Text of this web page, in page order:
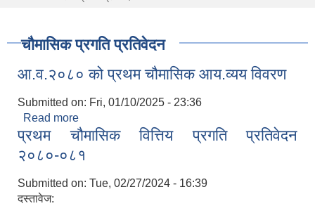
चौमासिक प्रगति प्रतिवेदन
आ.व.२०८० को प्रथम चौमासिक आय.व्यय विवरण
Submitted on: Fri, 01/10/2025 - 23:36
Read more
प्रथम चौमासिक वित्तिय प्रगति प्रतिवेदन
२०८०-०८१
Submitted on: Tue, 02/27/2024 - 16:39
दस्तावेज: